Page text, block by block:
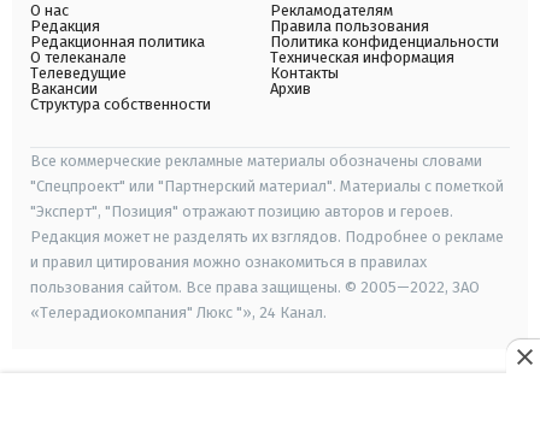
О нас
Редакция
Редакционная политика
О телеканале
Телеведущие
Вакансии
Структура собственности
Рекламодателям
Правила пользования
Политика конфиденциальности
Техническая информация
Контакты
Архив
Все коммерческие рекламные материалы обозначены словами
"Спецпроект" или "Партнерский материал". Материалы с пометкой
"Эксперт", "Позиция" отражают позицию авторов и героев.
Редакция может не разделять их взглядов. Подробнее о рекламе
и правил цитирования можно ознакомиться в правилах
пользования сайтом. Все права защищены. © 2005—2022, ЗАО
«Телерадиокомпания" Люкс "», 24 Канал.